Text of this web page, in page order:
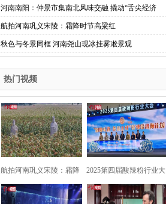
河南南阳：仲景市集南北风味交融 撬动“舌尖经济
航拍河南巩义宋陵：霜降时节高粱红
秋色与冬景同框 河南尧山现冰挂雾凇景观
热门视频
航拍河南巩义宋陵：霜降
时节高粱红
2025第四届酸辣粉行业大
会在河南开封举行